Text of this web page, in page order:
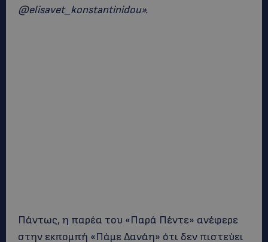
@elisavet_konstantinidou».
Πάντως, η παρέα του «Παρά Πέντε» ανέφερε
στην εκπομπή «Πάμε Δανάη» ότι δεν πιστεύει